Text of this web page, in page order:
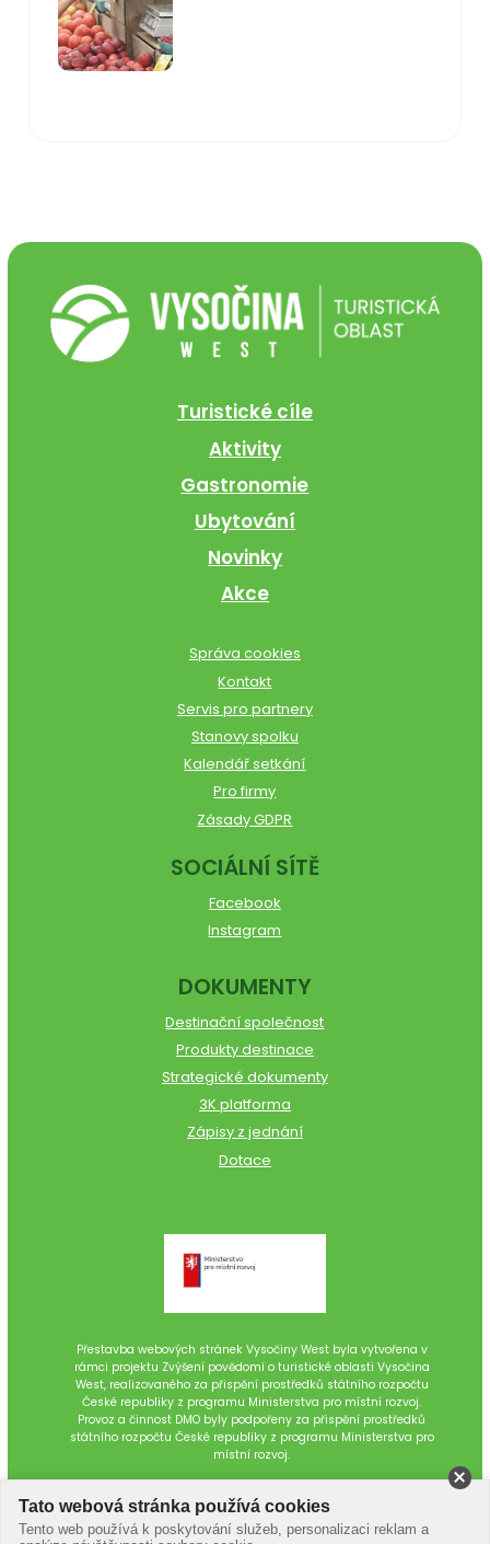
Turistické cíle
Aktivity
Gastronomie
Ubytování
Novinky
Akce
Správa cookies
Kontakt
Servis pro partnery
Stanovy spolku
Kalendář setkání
Pro firmy
Zásady GDPR
SOCIÁLNÍ SÍTĚ
Facebook
Instagram
DOKUMENTY
Destinační společnost
Produkty destinace
Strategické dokumenty
3K platforma
Zápisy z jednání
Dotace
Přestavba webových stránek Vysočiny West byla vytvořena v
rámci projektu Zvýšení povědomí o turistické oblasti Vysočina
West, realizovaného za přispění prostředků státního rozpočtu
České republiky z programu Ministerstva pro místní rozvoj.
Provoz a činnost DMO byly podpořeny za přispění prostředků
státního rozpočtu České republiky z programu Ministerstva pro
místní rozvoj.
Tato webová stránka používá cookies
Tento web používá k poskytování služeb, personalizaci reklam a